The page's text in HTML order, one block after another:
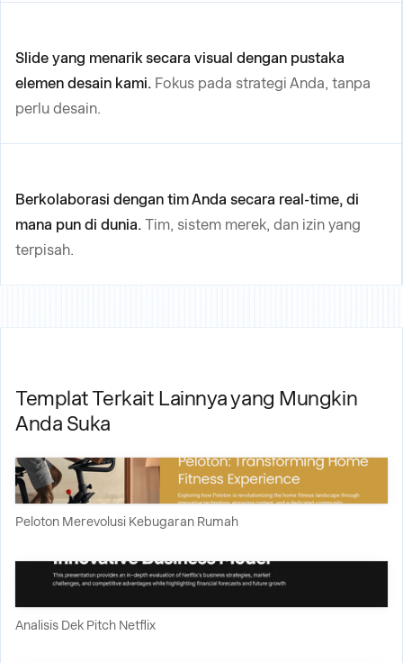
Slide yang menarik secara visual dengan pustaka
elemen desain kami. Fokus pada strategi Anda, tanpa
perlu desain.
Berkolaborasi dengan tim Anda secara real-time, di
mana pun di dunia. Tim, sistem merek, dan izin yang
terpisah.
Templat Terkait Lainnya yang Mungkin
Anda Suka
Peloton Merevolusi Kebugaran Rumah
Analisis Dek Pitch Netflix